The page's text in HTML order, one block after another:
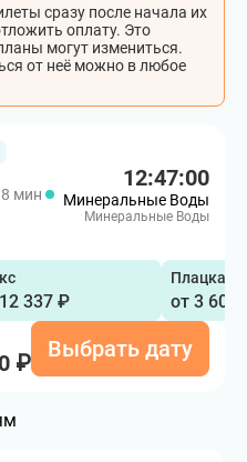
сразу после начала их
оплату. Это
могут измениться.
от неё можно в любое
мин
12:47:00
Минеральные Воды
Минеральные Воды
337 ₽
Плацкарт
от 3 600
₽
Выбрать дату